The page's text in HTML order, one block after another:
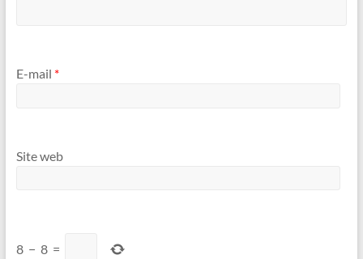
E-mail *
Site web
8 − 8 =